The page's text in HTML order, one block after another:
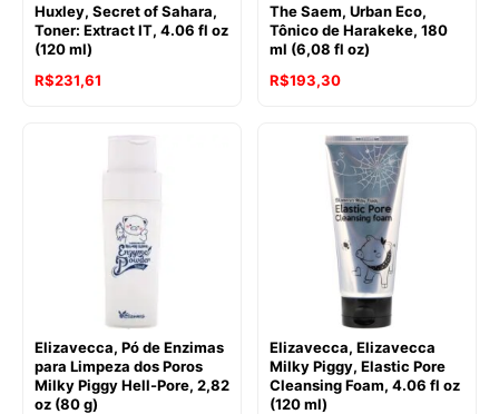
Huxley, Secret of Sahara,
Toner: Extract IT, 4.06 fl oz
(120 ml)
R$231,61
The Saem, Urban Eco,
Tônico de Harakeke, 180
ml (6,08 fl oz)
R$193,30
Elizavecca, Pó de Enzimas
para Limpeza dos Poros
Milky Piggy Hell-Pore, 2,82
oz (80 g)
Elizavecca, Elizavecca
Milky Piggy, Elastic Pore
Cleansing Foam, 4.06 fl oz
(120 ml)